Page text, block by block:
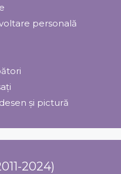
personală
și pictură
2024)